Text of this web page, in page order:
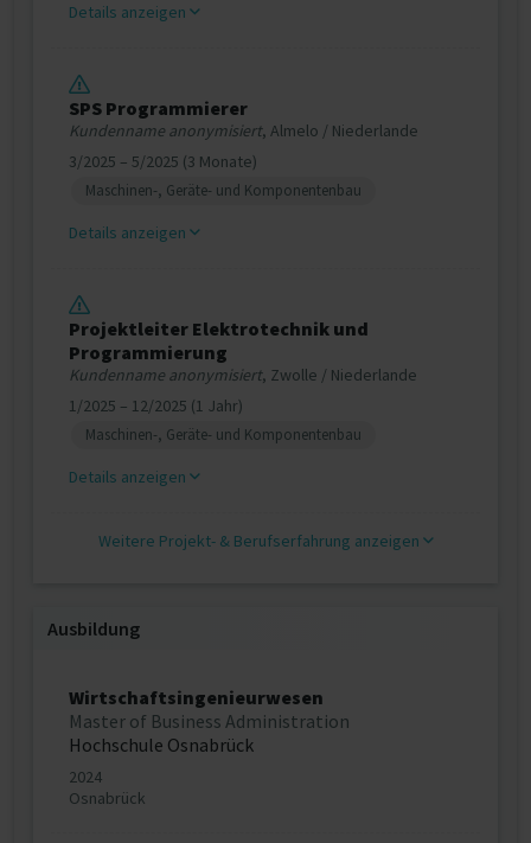
Details anzeigen
SPS Programmierer
Kundenname anonymisiert, Almelo / Niederlande
3/2025 – 5/2025 (3 Monate)
Maschinen-, Geräte- und Komponentenbau
Details anzeigen
Projektleiter Elektrotechnik und
Programmierung
Kundenname anonymisiert, Zwolle / Niederlande
1/2025 – 12/2025 (1 Jahr)
Maschinen-, Geräte- und Komponentenbau
Details anzeigen
Weitere Projekt‐ & Berufserfahrung anzeigen
Ausbildung
Wirtschaftsingenieurwesen
Master of Business Administration
Hochschule Osnabrück
2024
Osnabrück